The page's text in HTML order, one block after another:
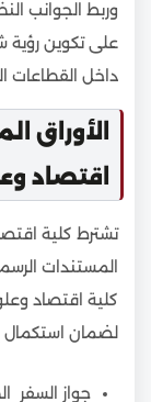
وربط الجوانب
على تكوين
داخل القطاعات
الأوراق
اقتصاد
تشترط كلية
المستندات
كلية اقتصاد
لضمان استكمال
جواز السفر